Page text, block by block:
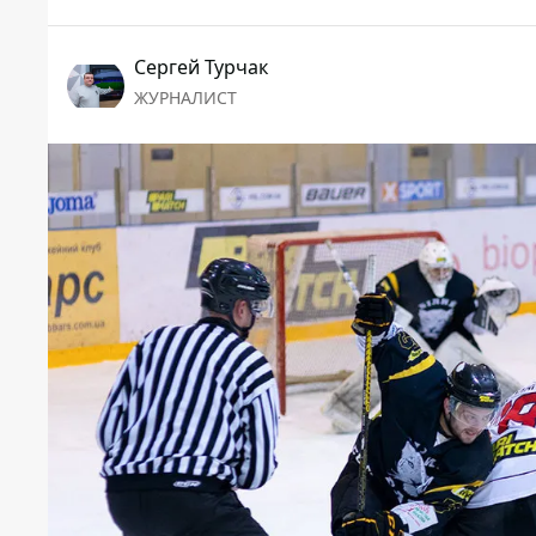
Сергей Турчак
ЖУРНАЛИСТ